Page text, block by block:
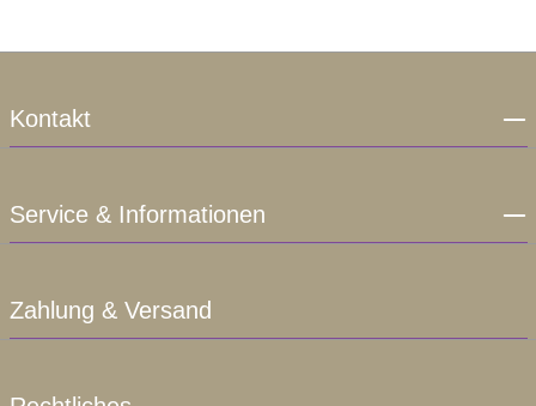
Kontakt
Service & Informationen
Zahlung & Versand